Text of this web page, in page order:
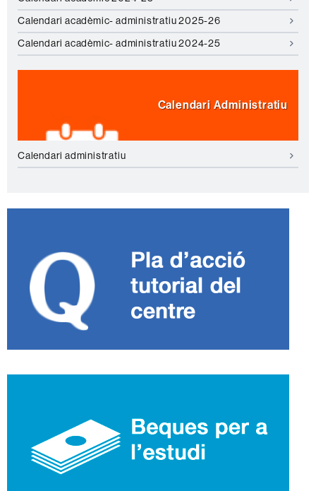
Calendari acadèmic- administratiu 2025-26
Calendari acadèmic- administratiu 2024-25
Calendari Administratiu
Calendari administratiu